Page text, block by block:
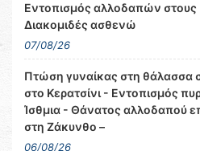
Εντοπισμός αλλοδαπών στους
Διακομιδές ασθενώ
07/08/26
Πτώση γυναίκας στη θάλασσα
στο Κερατσίνι - Εντοπισμός
Ίσθμια - Θάνατος αλλοδαπού
στη Ζάκυνθο –
06/08/26